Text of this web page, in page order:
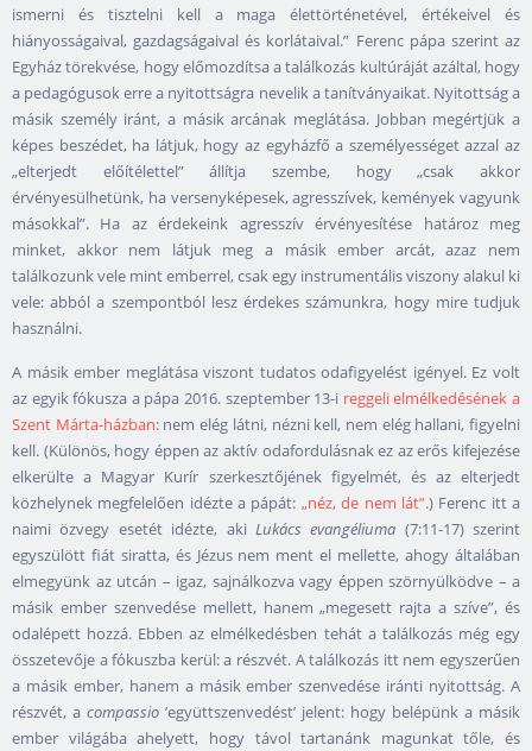
ismerni és tisztelni kell a maga élettörténetével, értékeivel és
hiányosságaival, gazdagságaival és korlátaival.” Ferenc pápa szerint az
Egyház törekvése, hogy előmozdítsa a találkozás kultúráját azáltal, hogy
a pedagógusok erre a nyitottságra nevelik a tanítványaikat. Nyitottság a
másik személy iránt, a másik arcának meglátása. Jobban megértjük a
képes beszédet, ha látjuk, hogy az egyházfő a személyességet azzal az
„elterjedt előítélettel” állítja szembe, hogy „csak akkor
érvényesülhetünk, ha versenyképesek, agresszívek, kemények vagyunk
másokkal”. Ha az érdekeink agresszív érvényesítése határoz meg
minket, akkor nem látjuk meg a másik ember arcát, azaz nem
találkozunk vele mint emberrel, csak egy instrumentális viszony alakul ki
vele: abból a szempontból lesz érdekes számunkra, hogy mire tudjuk
használni.
A másik ember meglátása viszont tudatos odafigyelést igényel. Ez volt
az egyik fókusza a pápa 2016. szeptember 13-i reggeli elmélkedésének a
Szent Márta-házban: nem elég látni, nézni kell, nem elég hallani, figyelni
kell. (Különös, hogy éppen az aktív odafordulásnak ez az erős kifejezése
elkerülte a Magyar Kurír szerkesztőjének figyelmét, és az elterjedt
közhelynek megfelelően idézte a pápát: „néz, de nem lát”.) Ferenc itt a
naimi özvegy esetét idézte, aki Lukács evangéliuma (7:11-17) szerint
egyszülött fiát siratta, és Jézus nem ment el mellette, ahogy általában
elmegyünk az utcán – igaz, sajnálkozva vagy éppen szörnyülködve – a
másik ember szenvedése mellett, hanem „megesett rajta a szíve”, és
odalépett hozzá. Ebben az elmélkedésben tehát a találkozás még egy
összetevője a fókuszba kerül: a részvét. A találkozás itt nem egyszerűen
a másik ember, hanem a másik ember szenvedése iránti nyitottság. A
részvét, a compassio ’együttszenvedést’ jelent: hogy belépünk a másik
ember világába ahelyett, hogy távol tartanánk magunkat tőle, és